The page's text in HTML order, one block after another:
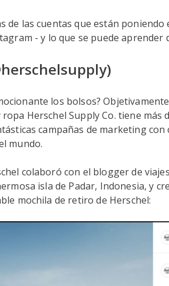
de las cuentas que están
- y lo que se puede aprender
los bolsos?
Herschel Supply Co. tiene más
campañas de marketing
mundo.
colaboró con el blogger de
isla de Padar, Indonesia, y
mochila de retiro de Herschel: